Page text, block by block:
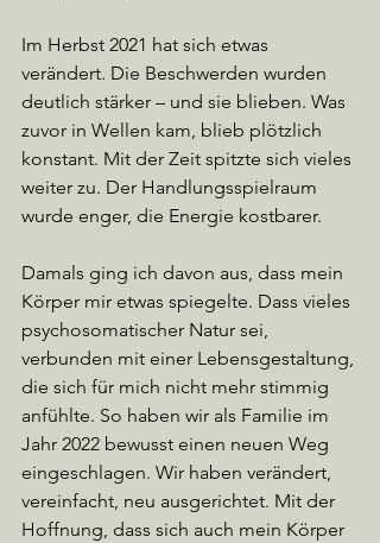
Im Herbst 2021 hat sich etwas
verändert. Die Beschwerden wurden
deutlich stärker – und sie blieben. Was
zuvor in Wellen kam, blieb plötzlich
konstant. Mit der Zeit spitzte sich vieles
weiter zu. Der Handlungsspielraum
wurde enger, die Energie kostbarer.
Damals ging ich davon aus, dass mein
Körper mir etwas spiegelte. Dass vieles
psychosomatischer Natur sei,
verbunden mit einer Lebensgestaltung,
die sich für mich nicht mehr stimmig
anfühlte. So haben wir als Familie im
Jahr 2022 bewusst einen neuen Weg
eingeschlagen. Wir haben verändert,
vereinfacht, neu ausgerichtet. Mit der
Hoffnung, dass sich auch mein Körper